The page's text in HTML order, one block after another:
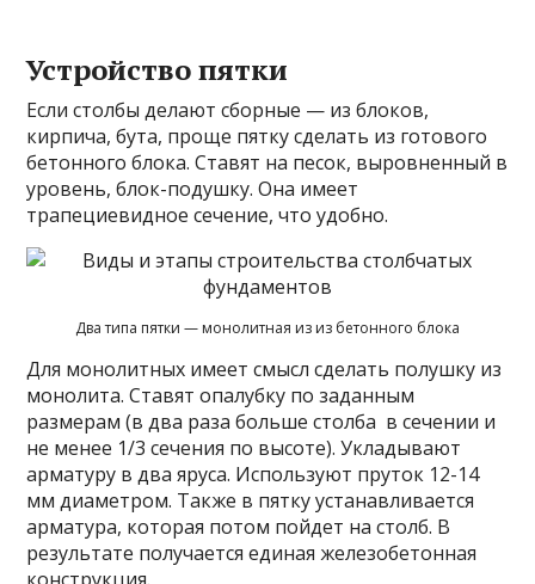
Устройство пятки
Если столбы делают сборные — из блоков,
кирпича, бута, проще пятку сделать из готового
бетонного блока. Ставят на песок, выровненный в
уровень, блок-подушку. Она имеет
трапециевидное сечение, что удобно.
Два типа пятки — монолитная из из бетонного блока
Для монолитных имеет смысл сделать полушку из
монолита. Ставят опалубку по заданным
размерам (в два раза больше столба в сечении и
не менее 1/3 сечения по высоте). Укладывают
арматуру в два яруса. Используют пруток 12-14
мм диаметром. Также в пятку устанавливается
арматура, которая потом пойдет на столб. В
результате получается единая железобетонная